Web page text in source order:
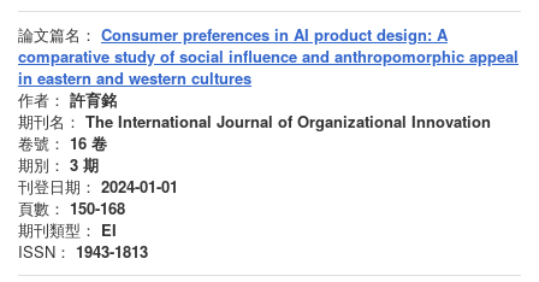
論文篇名： Consumer preferences in AI product design: A
comparative study of social influence and anthropomorphic appeal
in eastern and western cultures
作者： 許育銘
期刊名： The International Journal of Organizational Innovation
卷號： 16 卷
期別： 3 期
刊登日期： 2024-01-01
頁數： 150-168
期刊類型： EI
ISSN： 1943-1813